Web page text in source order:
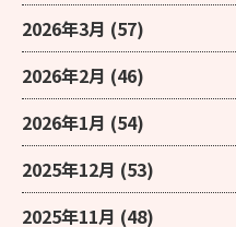
2026年3月 (57)
2026年2月 (46)
2026年1月 (54)
2025年12月 (53)
2025年11月 (48)